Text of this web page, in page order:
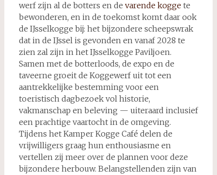
werf zijn al de botters en de varende koggete
bewonderen, en in de toekomst komt daar ook
de IJsselkogge bij: het bijzondere scheepswrak
dat in de IJssel is gevonden en vanaf 2028 te
zien zal zijn in het IJsselkogge Paviljoen.
Samen met de botterloods, de expo en de
taveerne groeit de Koggewerf uit tot een
aantrekkelijke bestemming voor een
toeristisch dagbezoek vol historie,
vakmanschap en beleving — uiteraard inclusief
een prachtige vaartocht in de omgeving.
Tijdens het Kamper Kogge Café delen de
vrijwilligers graag hun enthousiasme en
vertellen zij meer over de plannen voor deze
bijzondere herbouw. Belangstellenden zijn van